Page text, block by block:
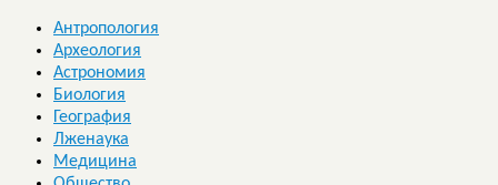
Антропология
Археология
Астрономия
Биология
География
Лженаука
Медицина